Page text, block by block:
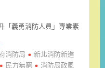
「義勇消防人員」專業素
消防局
新北消防新進
民力無窮 消防局政風